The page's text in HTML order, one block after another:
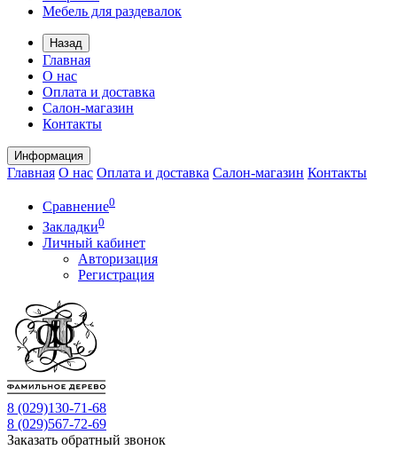
Мебель для раздевалок
Назад
Главная
О нас
Оплата и доставка
Салон-магазин
Контакты
Информация
Главная О нас Оплата и доставка Салон-магазин Контакты
Сравнение0
Закладки0
Личный кабинет
Авторизация
Регистрация
8 (029)130-71-68
8 (029)567-72-69
Заказать обратный звонок